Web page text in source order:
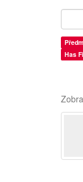
Has